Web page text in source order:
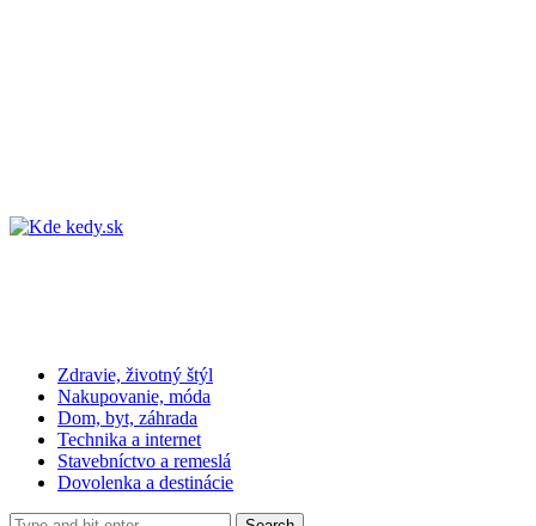
Zdravie, životný štýl
Nakupovanie, móda
Dom, byt, záhrada
Technika a internet
Stavebníctvo a remeslá
Dovolenka a destinácie